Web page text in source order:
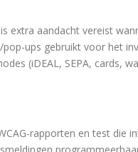
extra aandacht vereist
ups gebruikt voor het
(iDEAL, SEPA, cards,
rapporten en test die